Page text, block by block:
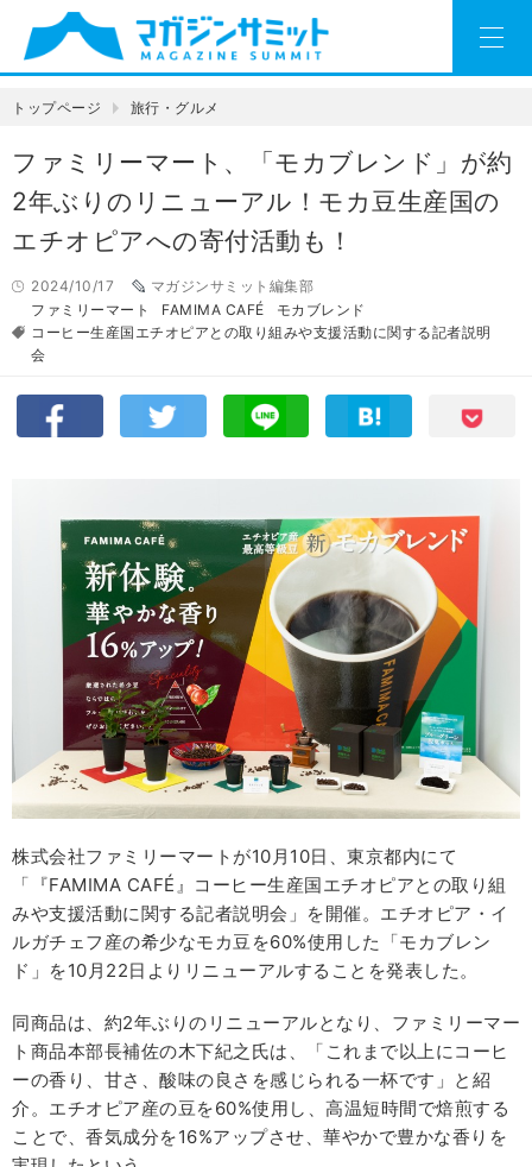
トップページ 旅行・グルメ
ファミリーマート、「モカブレンド」が約
2年ぶりのリニューアル！モカ豆生産国の
エチオピアへの寄付活動も！
2024/10/17
マガジンサミット編集部
ファミリーマート
FAMIMA CAFÉ
モカブレンド
コーヒー生産国エチオピアとの取り組みや支援活動に関する記者説明
会
株式会社ファミリーマートが10月10日、東京都内にて
「『FAMIMA CAFÉ』コーヒー生産国エチオピアとの取り組
みや支援活動に関する記者説明会」を開催。エチオピア・イ
ルガチェフ産の希少なモカ豆を60%使用した「モカブレン
ド」を10月22日よりリニューアルすることを発表した。
同商品は、約2年ぶりのリニューアルとなり、ファミリーマー
ト商品本部長補佐の木下紀之氏は、「これまで以上にコーヒ
ーの香り、甘さ、酸味の良さを感じられる一杯です」と紹
介。エチオピア産の豆を60%使用し、高温短時間で焙煎する
ことで、香気成分を16%アップさせ、華やかで豊かな香りを